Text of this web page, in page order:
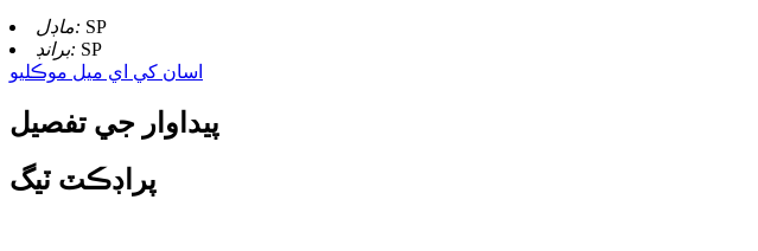
ماڊل: SP
برانڊ: SP
اسان کي اي ميل موڪليو
پيداوار جي تفصيل
پراڊڪٽ ٽيگ